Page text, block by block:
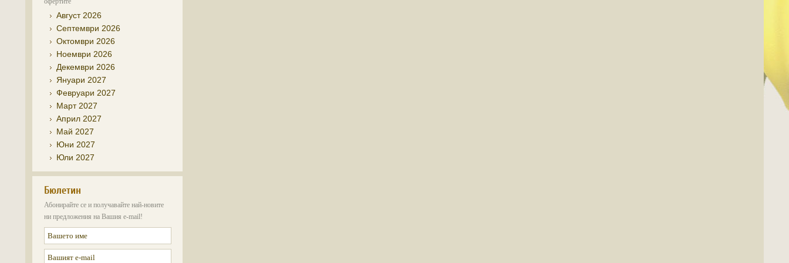
Август 2026
Септември 2026
Октомври 2026
Ноември 2026
Декември 2026
Януари 2027
Февруари 2027
Март 2027
Април 2027
Май 2027
Юни 2027
Юли 2027
Бюлетин
Абонирайте се и получавайте най-новите
ни предложения на Вашия e-mail!